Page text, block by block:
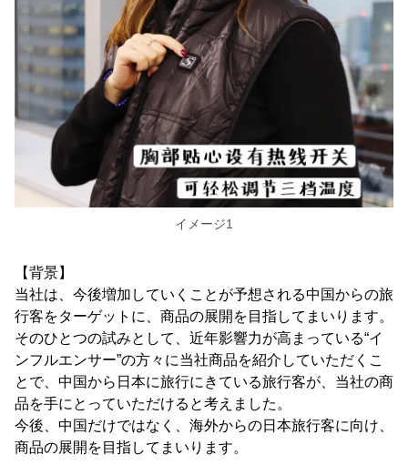
イメージ1
【背景】
当社は、今後増加していくことが予想される中国からの旅
行客をターゲットに、商品の展開を目指してまいります。
そのひとつの試みとして、近年影響力が高まっている“イ
ンフルエンサー”の方々に当社商品を紹介していただくこ
とで、中国から日本に旅行にきている旅行客が、当社の商
品を手にとっていただけると考えました。
今後、中国だけではなく、海外からの日本旅行客に向け、
商品の展開を目指してまいります。